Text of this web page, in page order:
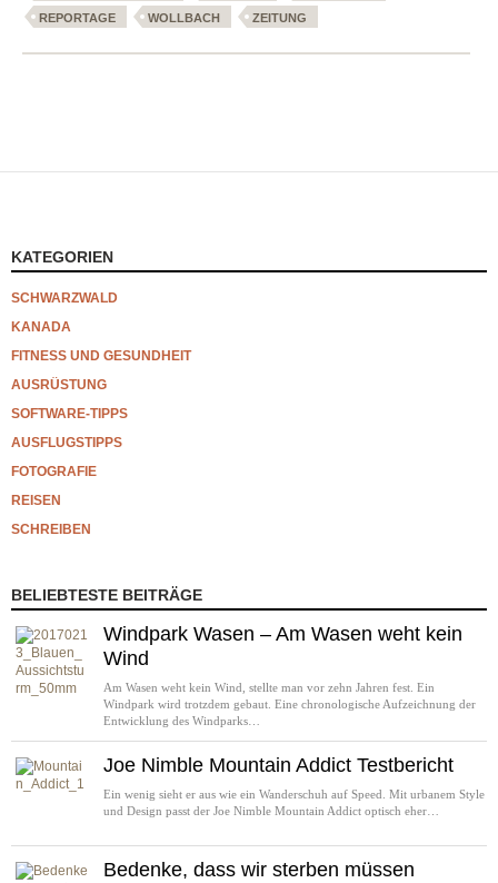
REPORTAGE
WOLLBACH ZEITUNG
KATEGORIEN
SCHWARZWALD
KANADA
FITNESS UND GESUNDHEIT
AUSRÜSTUNG
SOFTWARE-TIPPS
AUSFLUGSTIPPS
FOTOGRAFIE
REISEN
SCHREIBEN
BELIEBTESTE BEITRÄGE
Windpark Wasen – Am Wasen weht kein
Wind
Am Wasen weht kein Wind, stellte man vor zehn Jahren fest. Ein
Windpark wird trotzdem gebaut. Eine chronologische Aufzeichnung der
Entwicklung des Windparks…
Joe Nimble Mountain Addict Testbericht
Ein wenig sieht er aus wie ein Wanderschuh auf Speed. Mit urbanem Style
und Design passt der Joe Nimble Mountain Addict optisch eher…
Bedenke, dass wir sterben müssen